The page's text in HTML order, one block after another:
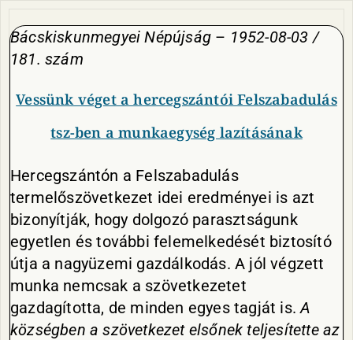
Bácskiskunmegyei Népújság – 1952-08-03 /
181. szám
Vessünk véget a hercegszántói Felszabadulás
tsz-ben a munkaegység lazításának
Hercegszántón a Felszabadulás
termelőszövetkezet idei eredményei is azt
bizonyítják, hogy dolgozó parasztságunk
egyetlen és további felemelkedését biztosító
útja a nagyüzemi gazdálkodás. A jól végzett
munka nemcsak a szövetkezetet
gazdagította, de minden egyes tagját is.A
községben a szövetkezet elsőnek teljesítette az